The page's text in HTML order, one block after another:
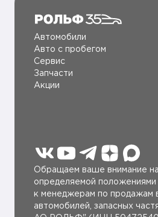
Автомобили
Авто c пробегом
Сервис
Запчасти
Акции
Обращаем ваше внимание на
определяемой
к менеджерам по продажам
автомобилей, запасных